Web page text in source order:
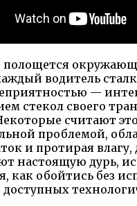
полощется
водитель
—
стекол своего
считают это
проблемой,
и протирая влагу,
настоящую дурь,
как обойтись без
доступных